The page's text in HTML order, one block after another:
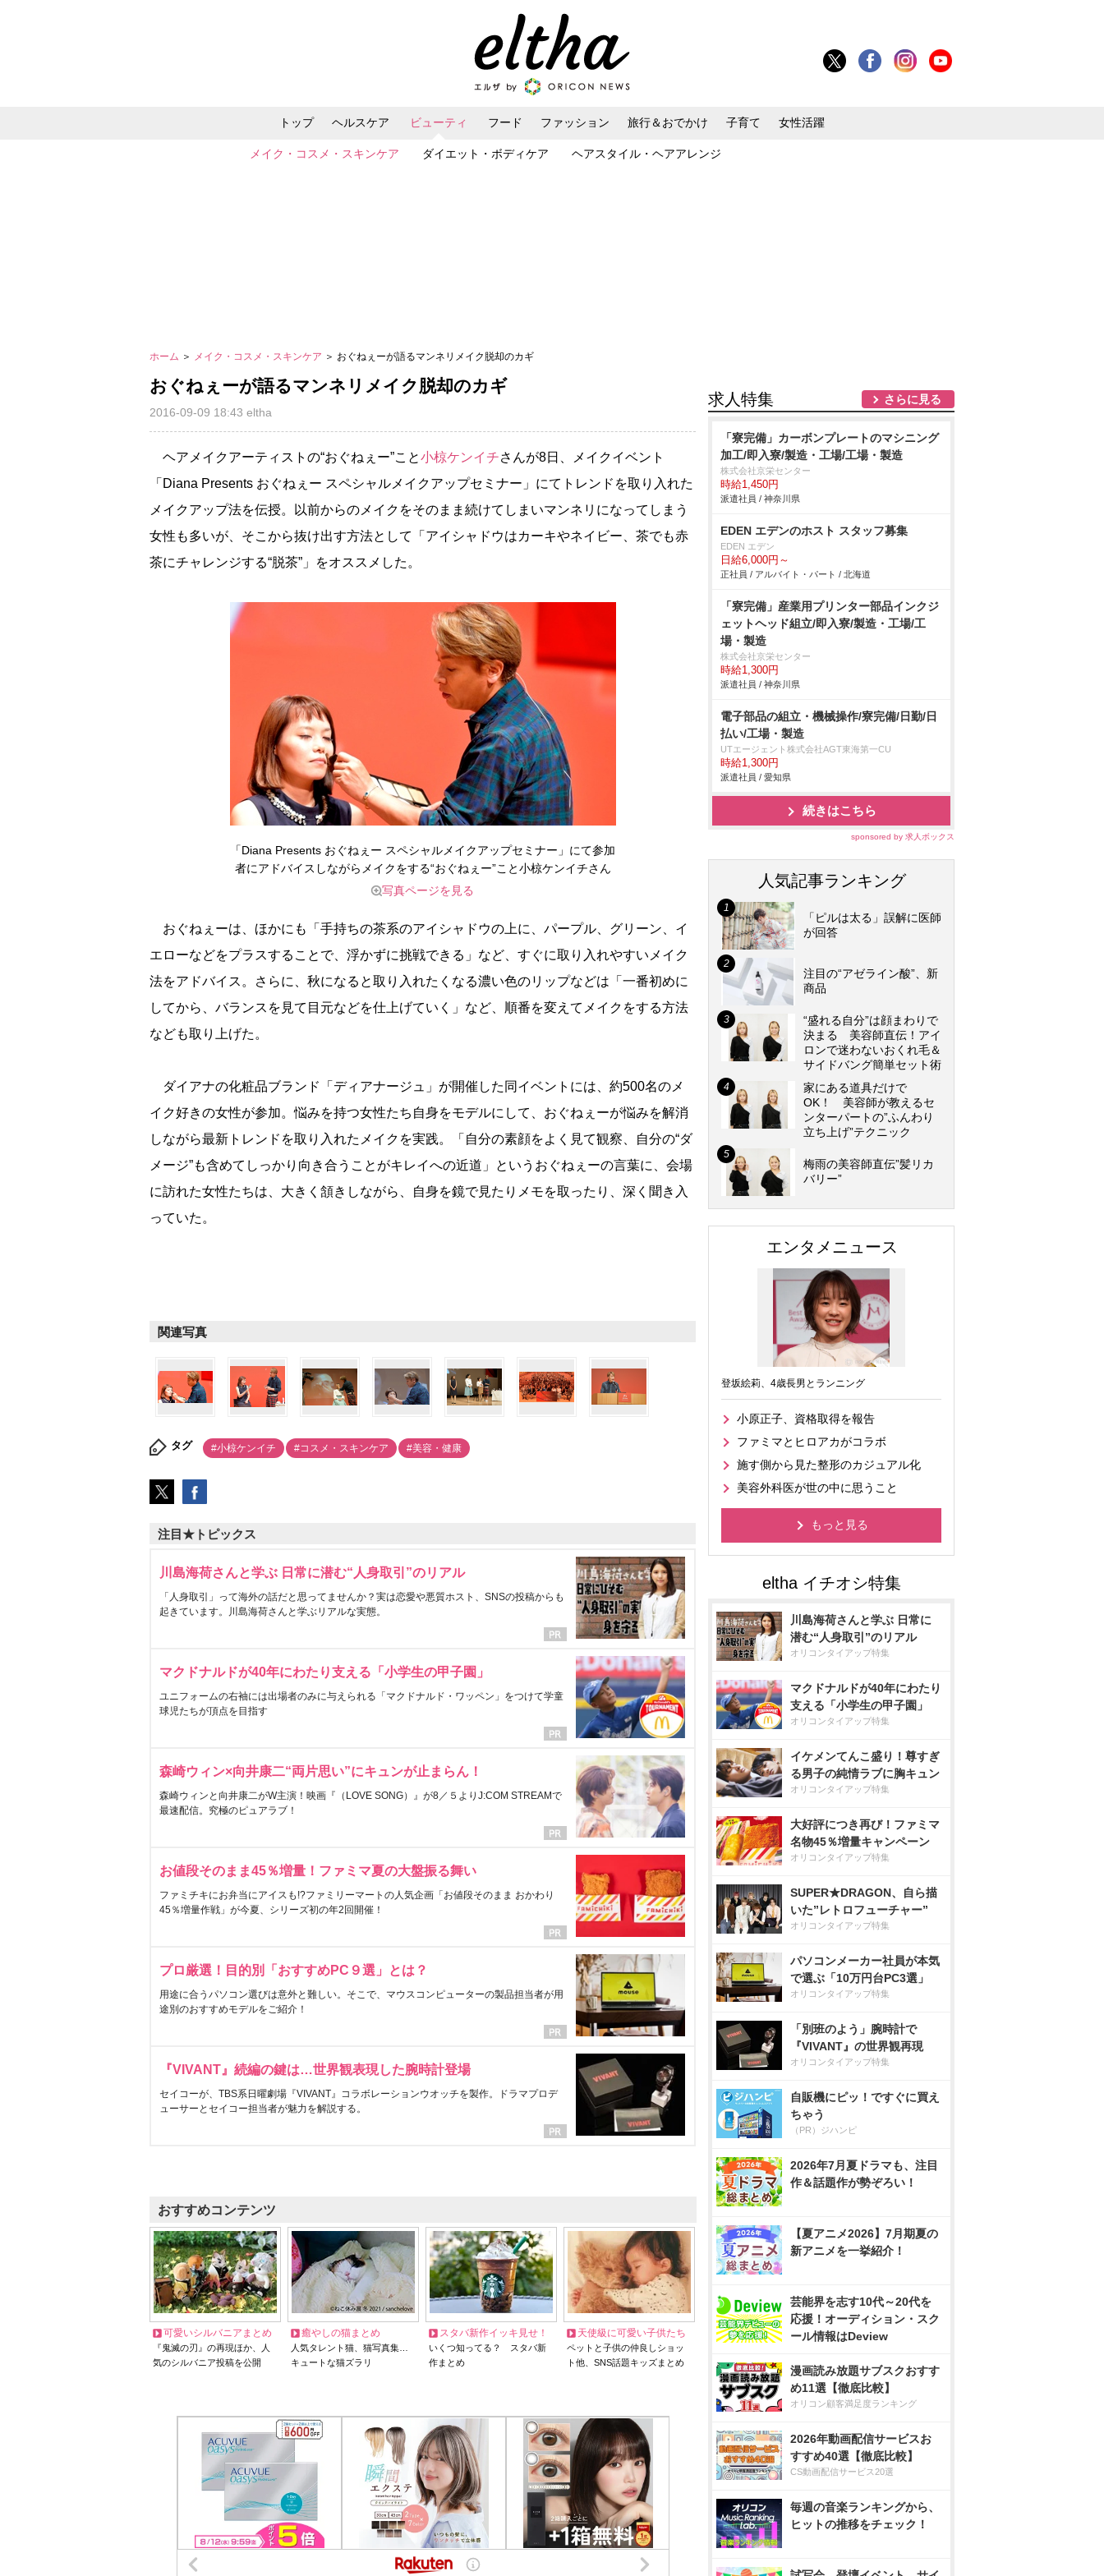
トップ ヘルスケア ビューティ
メイク・コスメ・スキンケア ダイエット・ボディケア ヘアスタイル・ヘアアレンジ
フード ファッション 旅行＆おでかけ 子育て 女性活躍
ホーム ＞ メイク・コスメ・スキンケア ＞ おぐねぇーが語るマンネリメイク脱却のカギ
おぐねぇーが語るマンネリメイク脱却のカギ
2016-09-09 18:43 eltha
ヘアメイクアーティストの“おぐねぇー”こと小椋ケンイチさんが8日、メイクイベント
「Diana Presents おぐねぇー スペシャルメイクアップセミナー」にてトレンドを取り入れた
メイクアップ法を伝授。以前からのメイクをそのまま続けてしまいマンネリになってしまう
女性も多いが、そこから抜け出す方法として「アイシャドウはカーキやネイビー、茶でも赤
茶にチャレンジする“脱茶”」をオススメした。
「Diana Presents おぐねぇー スペシャルメイクアップセミナー」にて参加
者にアドバイスしながらメイクをする“おぐねぇー”こと小椋ケンイチさん
写真ページを見る
おぐねぇーは、ほかにも「手持ちの茶系のアイシャドウの上に、パープル、グリーン、イ
エローなどをプラスすることで、浮かずに挑戦できる」など、すぐに取り入れやすいメイク
法をアドバイス。さらに、秋になると取り入れたくなる濃い色のリップなどは「一番初めに
してから、バランスを見て目元などを仕上げていく」など、順番を変えてメイクをする方法
なども取り上げた。
ダイアナの化粧品ブランド「ディアナージュ」が開催した同イベントには、約500名のメ
イク好きの女性が参加。悩みを持つ女性たち自身をモデルにして、おぐねぇーが悩みを解消
しながら最新トレンドを取り入れたメイクを実践。「自分の素顔をよく見て観察、自分の“ダ
メージ”も含めてしっかり向き合うことがキレイへの近道」というおぐねぇーの言葉に、会場
に訪れた女性たちは、大きく頷きしながら、自身を鏡で見たりメモを取ったり、深く聞き入
っていた。
関連写真
タグ #小椋ケンイチ #コスメ・スキンケア #美容・健康
注目★トピックス
川島海荷さんと学ぶ 日常に潜む“人身取引”のリアル
「人身取引」って海外の話だと思ってませんか？実は恋愛や悪質ホスト、SNSの投稿からも
起きています。川島海荷さんと学ぶリアルな実態。
マクドナルドが40年にわたり支える「小学生の甲子園」
ユニフォームの右袖には出場者のみに与えられる「マクドナルド・ワッペン」をつけて学童
球児たちが頂点を目指す
森崎ウィン×向井康二“両片思い”にキュンが止まらん！
森崎ウィンと向井康二がW主演！映画『（LOVE SONG）』が8／５よりJ:COM STREAMで
最速配信。究極のピュアラブ！
お値段そのまま45％増量！ファミマ夏の大盤振る舞い
ファミチキにお弁当にアイスも!?ファミリーマートの人気企画「お値段そのまま おかわり
45％増量作戦」が今夏、シリーズ初の年2回開催！
プロ厳選！目的別「おすすめPC９選」とは？
用途に合うパソコン選びは意外と難しい。そこで、マウスコンピューターの製品担当者が用
途別のおすすめモデルをご紹介！
『VIVANT』続編の鍵は…世界観表現した腕時計登場
セイコーが、TBS系日曜劇場『VIVANT』コラボレーションウオッチを製作。ドラマプロデ
ューサーとセイコー担当者が魅力を解説する。
おすすめコンテンツ
可愛いシルバニアまとめ
『鬼滅の刃』の再現ほか、人
気のシルバニア投稿を公開
癒やしの猫まとめ
人気タレント猫、猫写真集…
キュートな猫ズラリ
スタバ新作イッキ見せ！
いくつ知ってる？ スタバ新
作まとめ
天使級に可愛い子供たち
ペットと子供の仲良しショッ
ト他、SNS話題キッズまとめ
求人特集 さらに見る
「寮完備」カーボンプレートのマシニング
加工/即入寮/製造・工場/工場・製造
株式会社京栄センター
時給1,450円
派遣社員 / 神奈川県
EDEN エデンのホスト スタッフ募集
EDEN エデン
日給6,000円～
正社員 / アルバイト・パート / 北海道
「寮完備」産業用プリンター部品インクジ
ェットヘッド組立/即入寮/製造・工場/工
場・製造
株式会社京栄センター
時給1,300円
派遣社員 / 神奈川県
電子部品の組立・機械操作/寮完備/日勤/日
払い/工場・製造
UTエージェント株式会社AGT東海第一CU
時給1,300円
派遣社員 / 愛知県
続きはこちら
sponsored by 求人ボックス
人気記事ランキング
「ピルは太る」誤解に医師
が回答
注目の“アゼライン酸”、新
商品
“盛れる自分”は顔まわりで
決まる 美容師直伝！アイ
ロンで迷わないおくれ毛＆
サイドバング簡単セット術
家にある道具だけで
OK！ 美容師が教えるセ
ンターパートの”ふんわり
立ち上げ”テクニック
梅雨の美容師直伝”髪リカ
バリー”
エンタメニュース
登坂絵莉、4歳長男とランニング
小原正子、資格取得を報告
ファミマとヒロアカがコラボ
施す側から見た整形のカジュアル化
美容外科医が世の中に思うこと
もっと見る
川島海荷さんと学ぶ 日常に
潜む“人身取引”のリアル
オリコンタイアップ特集
マクドナルドが40年にわたり
支える「小学生の甲子園」
オリコンタイアップ特集
イケメンてんこ盛り！尊すぎ
る男子の純情ラブに胸キュン
オリコンタイアップ特集
大好評につき再び！ファミマ
名物45％増量キャンペーン
オリコンタイアップ特集
SUPER★DRAGON、自ら描
いた”レトロフューチャー”
オリコンタイアップ特集
パソコンメーカー社員が本気
で選ぶ「10万円台PC3選」
オリコンタイアップ特集
「別班のよう」腕時計で
『VIVANT』の世界観再現
オリコンタイアップ特集
自販機にピッ！ですぐに買え
ちゃう
（PR）ジハンピ
2026年7月夏ドラマも、注目
作＆話題作が勢ぞろい！
【夏アニメ2026】7月期夏の
新アニメを一挙紹介！
芸能界を志す10代～20代を
応援！オーディション・スク
ール情報はDeview
漫画読み放題サブスクおすす
め11選【徹底比較】
オリコン顧客満足度ランキング
2026年動画配信サービスお
すすめ40選【徹底比較】
CS動画配信サービス20選
毎週の音楽ランキングから、
ヒットの推移をチェック！